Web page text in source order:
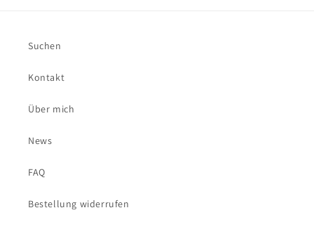
Suchen
Kontakt
Über mich
News
FAQ
Bestellung widerrufen